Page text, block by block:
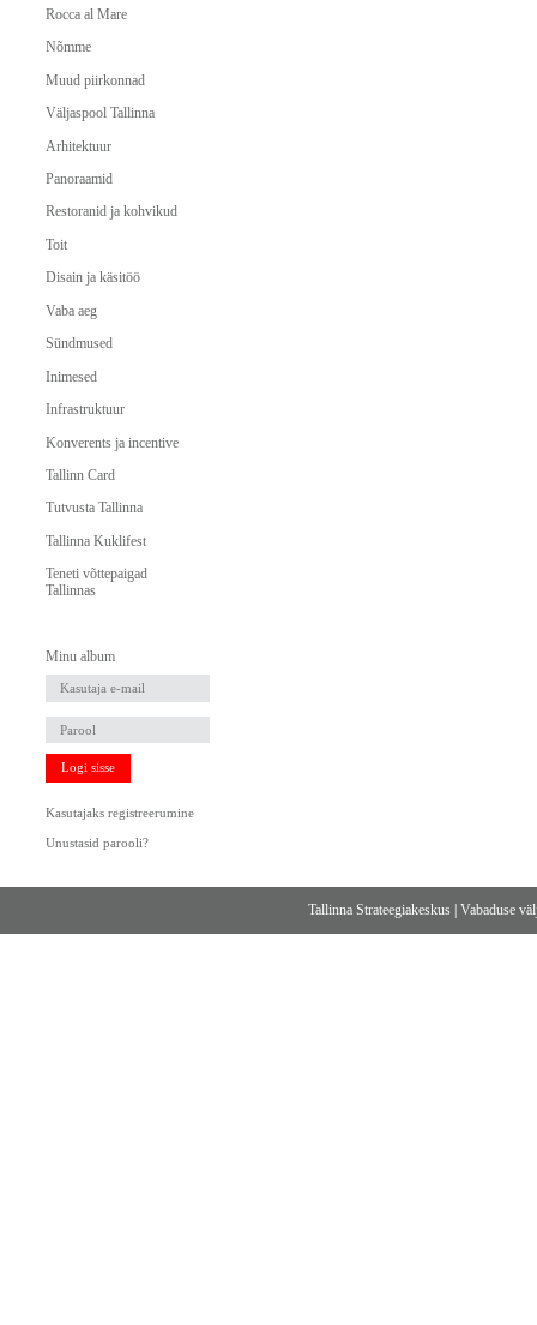
Rocca al Mare
Nõmme
Muud piirkonnad
Väljaspool Tallinna
Arhitektuur
Panoraamid
Restoranid ja kohvikud
Toit
Disain ja käsitöö
Vaba aeg
Sündmused
Inimesed
Infrastruktuur
Konverents ja incentive
Tallinn Card
Tutvusta Tallinna
Tallinna Kuklifest
Teneti võttepaigad
Tallinnas
Minu album
Logi sisse
Kasutajaks registreerumine
Unustasid parooli?
Tallinna Strateegiakeskus |Vabaduse